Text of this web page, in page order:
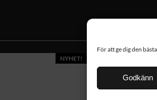
För att ge dig den
Godkänn
NYHET!